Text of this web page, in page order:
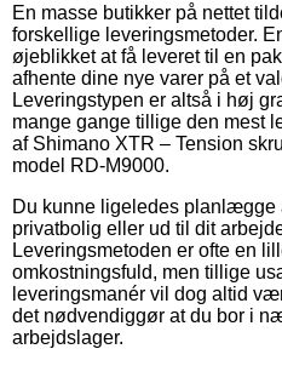
En masse butikker på nettet
forskellige leveringsmetoder.
øjeblikket at få leveret til en
afhente dine nye varer på et
Leveringstypen er altså i høj
mange gange tillige den mest
af Shimano XTR – Tension
model RD-M9000.
Du kunne ligeledes
privatbolig eller ud til dit
Leveringsmetoden er ofte en
omkostningsfuld, men tillige
leveringsmanér vil dog altid
det nødvendiggør at du bor i
arbejdslager.